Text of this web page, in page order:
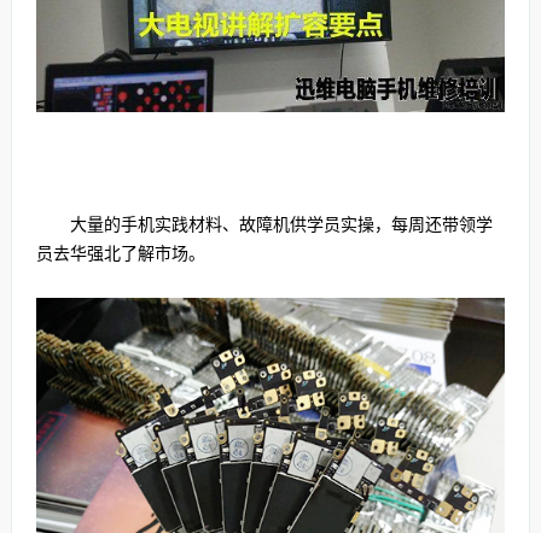
大量的手机实践材料、故障机供学员实操，每周还带领学
员去华强北了解市场。